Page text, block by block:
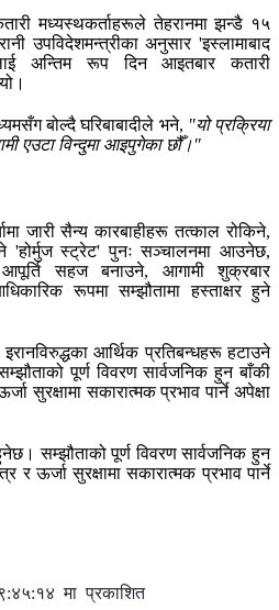
मध्यस्थकर्ताहरूले तेहरानमा झन्डै १५
उपविदेशमन्त्रीका अनुसार 'इस्लामाबाद
अन्तिम रूप दिन आइतबार कतारी
बोल्दै घरिबाबादीले भने, "यो प्रक्रिया
एउटा विन्दुमा आइपुगेका छौँ।"
जारी सैन्य कारबाहीहरू तत्काल रोकिने,
'होर्मुज स्ट्रेट' पुनः सञ्चालनमा आउनेछ,
सहज बनाउने, आगामी शुक्रबार
रूपमा सम्झौतामा हस्ताक्षर हुने
इरानविरुद्धका आर्थिक प्रतिबन्धहरू हटाउने
पूर्ण विवरण सार्वजनिक हुन बाँकी
सुरक्षामा सकारात्मक प्रभाव पार्ने अपेक्षा
सम्झौताको पूर्ण विवरण सार्वजनिक हुन
र ऊर्जा सुरक्षामा सकारात्मक प्रभाव पार्ने
मा प्रकाशित